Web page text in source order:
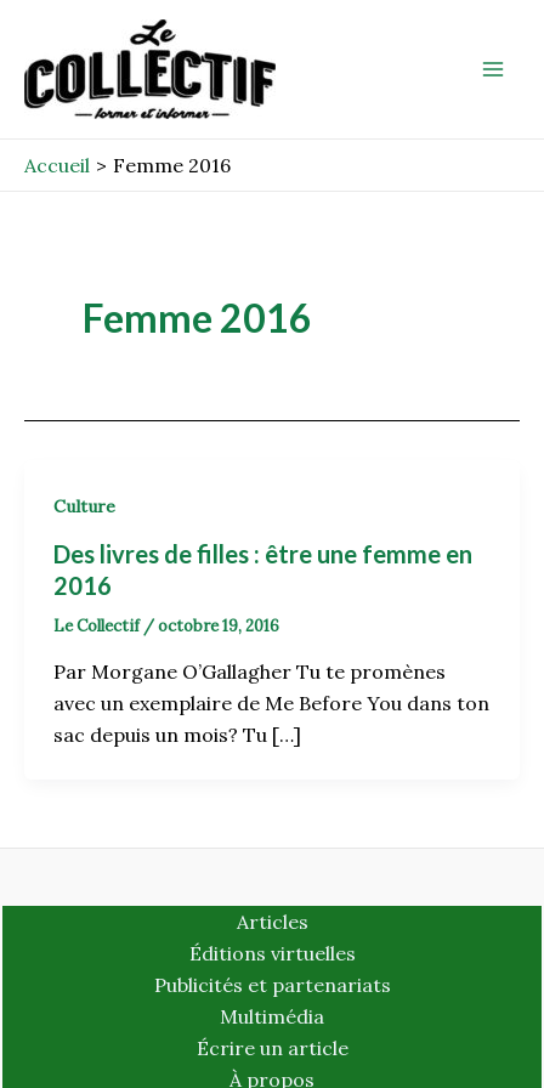
contenu
Accueil Femme 2016
Femme 2016
Culture
Des livres de filles : être une femme en
2016
Le Collectif /octobre 19, 2016
Par Morgane O’Gallagher Tu te promènes
avec un exemplaire de Me Before You dans ton
sac depuis un mois? Tu […]
Articles
Éditions virtuelles
Publicités et partenariats
Multimédia
Écrire un article
À propos